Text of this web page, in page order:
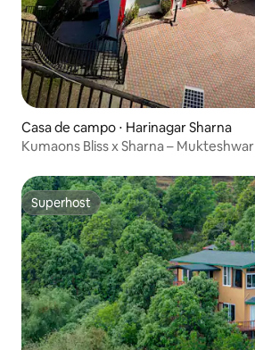
Casa de campo ⋅ Harinagar Sharna
Kumaons Bliss x Sharna – Mukteshwar
Superhost
Superhost